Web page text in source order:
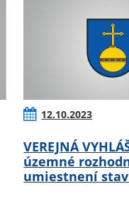
12.10.2023
VEREJNÁ
územné
umiestnení